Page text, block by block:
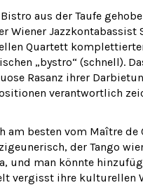
aus der Taufe
Jazzkontabassist
Quartett
„bystro“ (schnell).
Rasanz ihrer
verantwortlich
am besten vom Maître de
der Tango
und man könnte
vergisst ihre kulturellen